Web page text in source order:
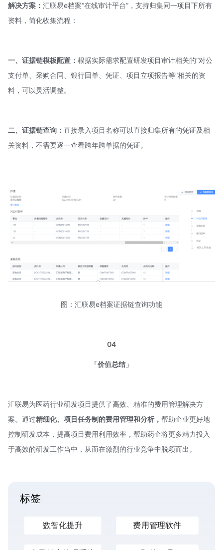
解决方案： 汇联易e档案“在线审计平台”，支持归集同一项目下所有
资料，简化收集流程：
一、证据链模板配置： 根据实际需求配置研发项目审计相关的“对公
支付单、采购合同、银行回单、凭证、项目立项报告等”相关的资
料，可以灵活调整。
二、证据链查询： 直接录入项目名称可以直接归集所有的凭证及相
关资料，不需要逐一查看跨年跨单据的凭证。
图：汇联易e档案证据链查询功能
04
「价值总结」
汇联易为医药行业研发项目提供了高效、精准的费用管理解决方
案。通过精细化、项目任务制的费用管理和分析， 帮助企业更好地
控制研发成本，提高项目费用利用效率，帮助药企将更多精力投入
于高效的研发工作当中，从而在激烈的行业竞争中脱颖而出。
标签
数智化提升 费用管理软件